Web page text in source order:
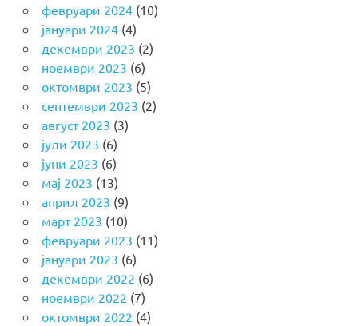
февруари 2024(10)
јануари 2024(4)
декември 2023 (2)
ноември 2023 (6)
октомври 2023 (5)
септември 2023 (2)
август 2023 (3)
јули 2023 (6)
јуни 2023 (6)
мај 2023 (13)
април 2023 (9)
март 2023 (10)
февруари 2023 (11)
јануари 2023 (6)
декември 2022 (6)
ноември 2022 (7)
октомври 2022 (4)